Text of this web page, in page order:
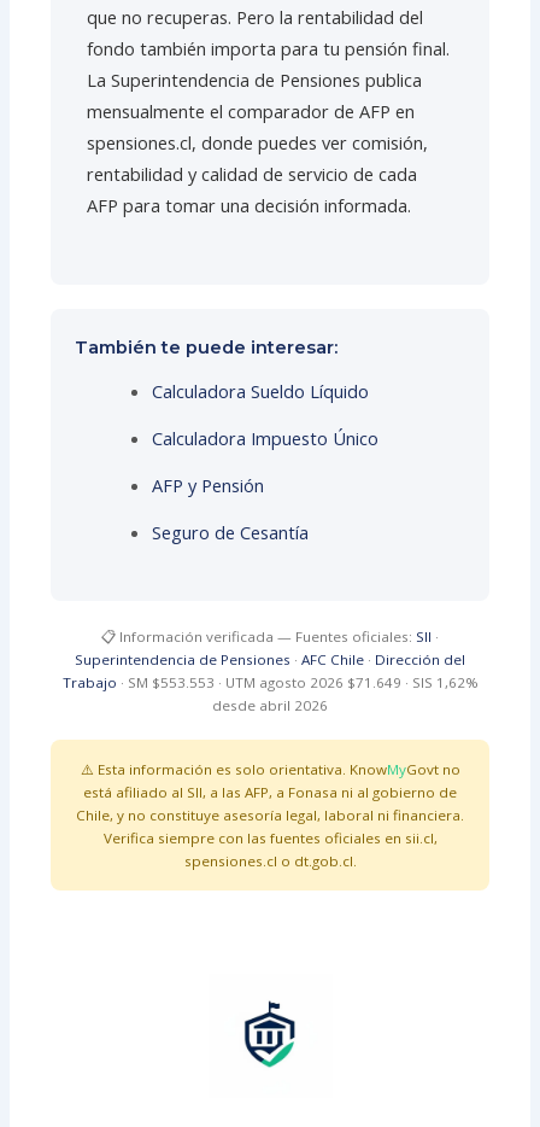
que no recuperas. Pero la rentabilidad del
fondo también importa para tu pensión final.
La Superintendencia de Pensiones publica
mensualmente el comparador de AFP en
spensiones.cl, donde puedes ver comisión,
rentabilidad y calidad de servicio de cada
AFP para tomar una decisión informada.
También te puede interesar:
Calculadora Sueldo Líquido
Calculadora Impuesto Único
AFP y Pensión
Seguro de Cesantía
📋 Información verificada — Fuentes oficiales: SII ·
Superintendencia de Pensiones · AFC Chile · Dirección del
Trabajo · SM $553.553 · UTM agosto 2026 $71.649 · SIS 1,62%
desde abril 2026
⚠️ Esta información es solo orientativa. KnowMyGovt no
está afiliado al SII, a las AFP, a Fonasa ni al gobierno de
Chile, y no constituye asesoría legal, laboral ni financiera.
Verifica siempre con las fuentes oficiales en sii.cl,
spensiones.cl o dt.gob.cl.